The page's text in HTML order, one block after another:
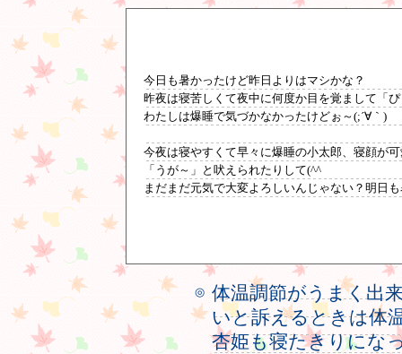
今日も暑かったけど昨日よりはマシかな？
昨夜は寝苦しくて夜中に何度か目を覚まして「
わたしは爆睡で気づかなかったけどぉ～(;´∀｀)
今夜は寝やすくて早々に爆睡の小太郎、寝顔が
「うが～」と吠えられたりして(^^ゞ
まだまだ元気で大変よろしいんじゃない？明日
◎ 体温調節がうまく出
いと訴えるときは体
杏姫も寝たきりにな